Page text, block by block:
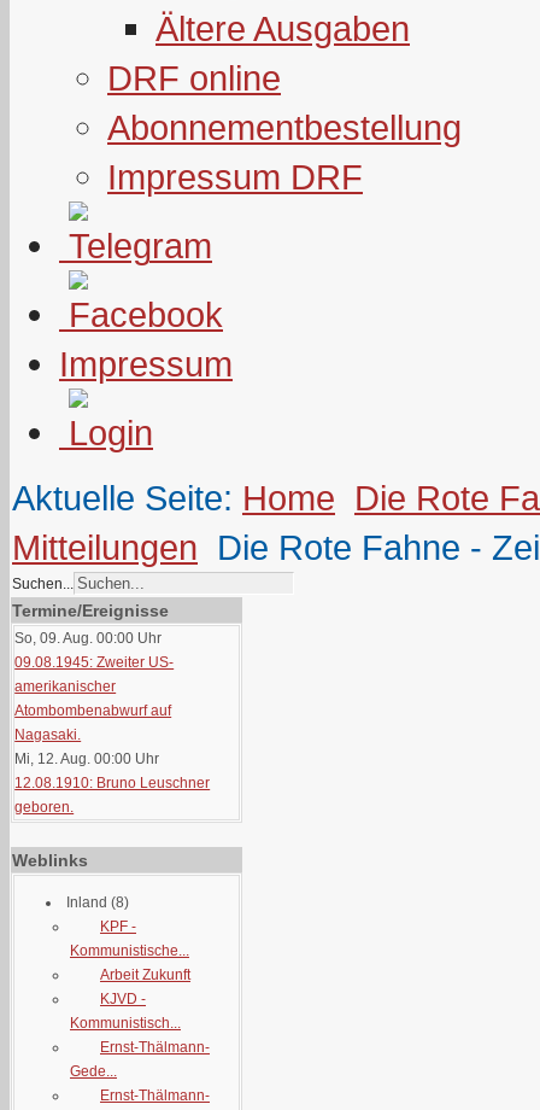
Ältere Ausgaben
DRF online
Abonnementbestellung
Impressum DRF
Impressum
Aktuelle Seite: Home Die Rote
Mitteilungen Die Rote Fahne -
Suchen...
Termine/Ereignisse
So, 09. Aug. 00:00 Uhr
09.08.1945: Zweiter US-
amerikanischer
Atombombenabwurf auf
Nagasaki.
Mi, 12. Aug. 00:00 Uhr
12.08.1910: Bruno Leuschner
geboren.
Weblinks
Inland (8)
KPF -
Kommunistische...
Arbeit Zukunft
KJVD -
Kommunistisch...
Ernst-Thälmann-
Gede...
Ernst-Thälmann-